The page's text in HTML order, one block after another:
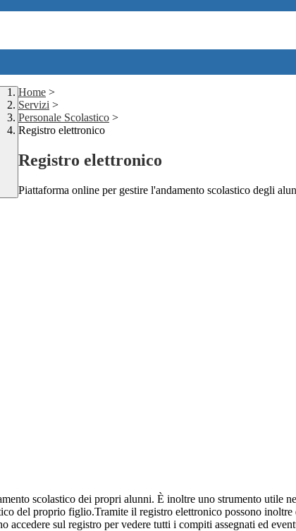
Home >
Servizi >
Personale Scolastico >
Registro elettronico
Registro elettronico
Piattaforma online per gestire l'andamento scolastico degli
scolastico dei propri alunni. È inoltre uno strumento utile
del proprio figlio.Tramite il registro elettronico possono inoltre
sul registro per vedere tutti i compiti assegnati ed